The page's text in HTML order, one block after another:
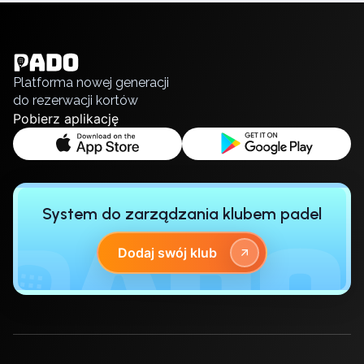
Siedlce
Stalowa Wola
Szczecin
Torun
Trabki Wielkie
Turbia
Tychy
Warsaw
Zielona Gora
Русский
Platforma nowej generacji
do rezerwacji kortów
Pobierz aplikację
System do zarządzania klubem padel
Dodaj swój klub